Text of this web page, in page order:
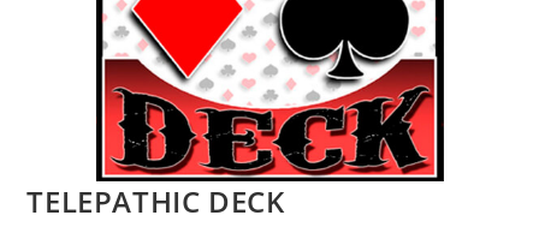
TELEPATHIC DECK